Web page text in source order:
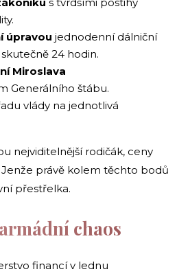
úpravou jednodenní dálniční
24 hodin.
Miroslava
Generálního štábu.
vlády na jednotlivá
nejviditelnější rodičák, ceny
Jenže právě kolem těchto bodů
přestřelka.
chaos
financí v lednu